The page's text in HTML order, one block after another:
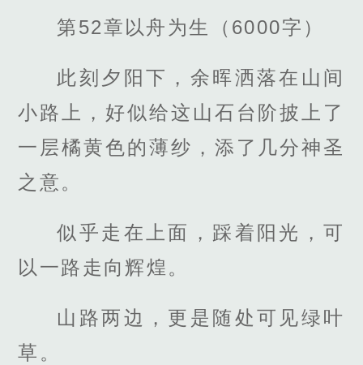
第52章以舟为生（6000字）
此刻夕阳下，余晖洒落在山间
小路上，好似给这山石台阶披上了
一层橘黄色的薄纱，添了几分神圣
之意。
似乎走在上面，踩着阳光，可
以一路走向辉煌。
山路两边，更是随处可见绿叶
草。